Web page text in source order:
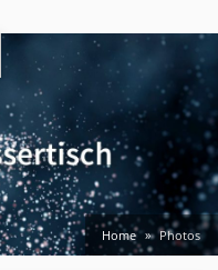
Home Photos